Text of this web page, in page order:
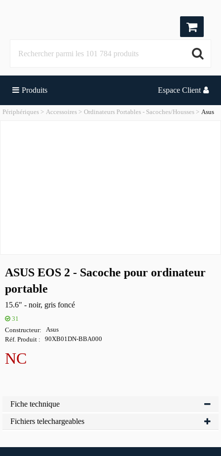
Produits Espace Client
Périphériques Accessoires Ordinateurs Portables - Sacoches/Housses Asus
ASUS EOS 2 - Sacoche pour ordinateur
portable
15.6" - noir, gris foncé
31
Constructeur Asus
Réf. Produit 90XB01DN-BBA000
NC
Fiche technique
Fichiers telechargeables